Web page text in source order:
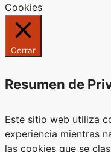
Cookies
Cerrar
Resumen de
Este sitio web utiliza
experiencia mientras
las cookies que se